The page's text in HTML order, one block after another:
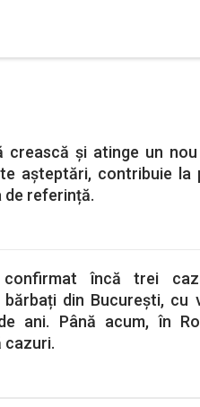
crească și atinge un
așteptări, contribuie la
de referință.
încă trei
din București, cu
ani. Până acum, în
cazuri.